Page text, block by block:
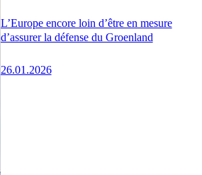
L’Europe encore loin d’être en mesure
d’assurer la défense du Groenland
26.01.2026